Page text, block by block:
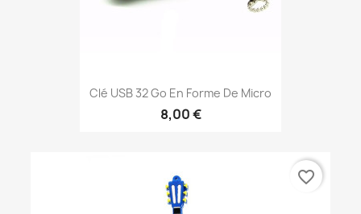
Clé USB 32 Go En Forme De Micro
8,00 €
favorite_border